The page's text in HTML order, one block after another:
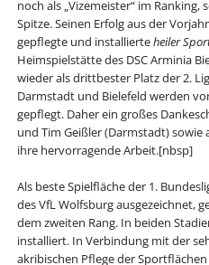
noch als „Vizemeister“ im
Spitze. Seinen Erfolg aus der
gepflegte und installierteheiler
Heimspielstätte des DSC Arminia
wieder als drittbester Platz der 2.
Darmstadt und Bielefeld werden
gepflegt. Daher ein großes
und Tim Geißler (Darmstadt)
ihre hervorragende Arbeit.[nbsp]
Als beste Spielfläche der 1.
des VfL Wolfsburg ausgezeichnet,
dem zweiten Rang. In beiden
installiert. In Verbindung mit der
akribischen Pflege der